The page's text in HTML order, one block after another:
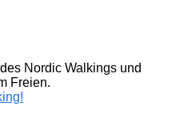
Nordic Walkings und
Freien.